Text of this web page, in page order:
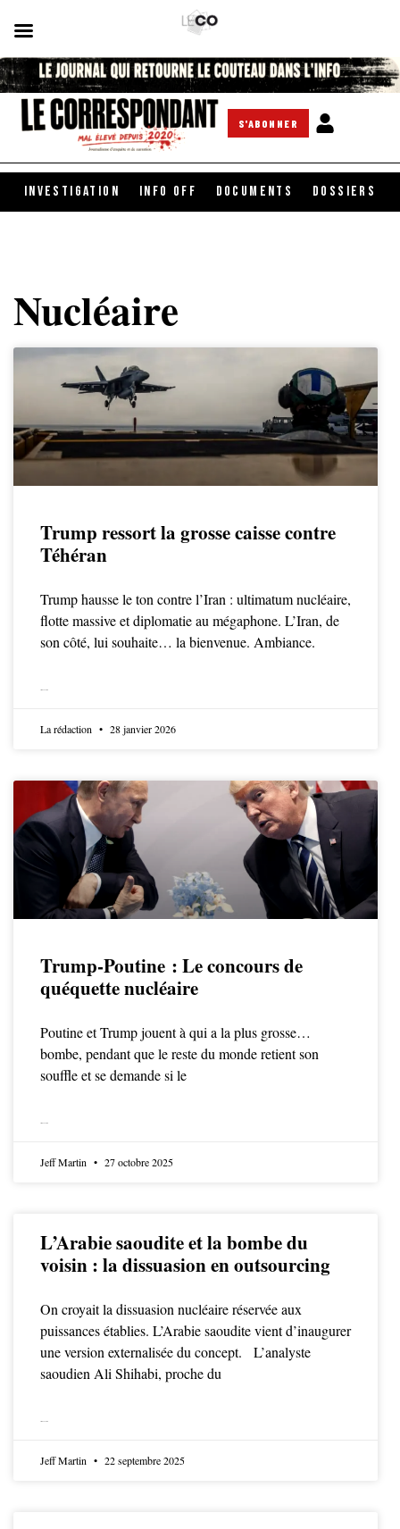
S'ABONNER
INVESTIGATION INFO OFF DOCUMENTS DOSSIERS
Nucléaire
Trump ressort la grosse caisse contre
Téhéran
Trump hausse le ton contre l’Iran : ultimatum nucléaire,
flotte massive et diplomatie au mégaphone. L’Iran, de
son côté, lui souhaite… la bienvenue. Ambiance.
La rédaction 28 janvier 2026
Trump-Poutine : Le concours de
quéquette nucléaire
Poutine et Trump jouent à qui a la plus grosse…
bombe, pendant que le reste du monde retient son
souffle et se demande si le
Jeff Martin 27 octobre 2025
L’Arabie saoudite et la bombe du
voisin : la dissuasion en outsourcing
On croyait la dissuasion nucléaire réservée aux
puissances établies. L’Arabie saoudite vient d’inaugurer
une version externalisée du concept. L’analyste
saoudien Ali Shihabi, proche du
Jeff Martin 22 septembre 2025